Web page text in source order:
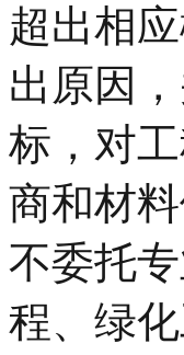
超出相
出原因
标，对
商和材
不委托
程、绿